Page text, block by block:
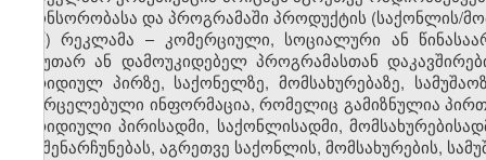
სპონსორობასა და პროგრამაში პროდუქტის (საქონლის/
წ) რეკლამა – კომერციული, სოციალური ან
საკუთარ ან დამოუკიდებელ პროგრამასთან
იურიდიულ პირზე, საქონელზე, მომსახურებაზე,
გავრცელებული ინფორმაცია, რომელიც გამიზნულია
იურიდიული პირისადმი, საქონლისადმი,
და შენარჩუნებას, აგრეთვე საქონლის, მომსახურების,